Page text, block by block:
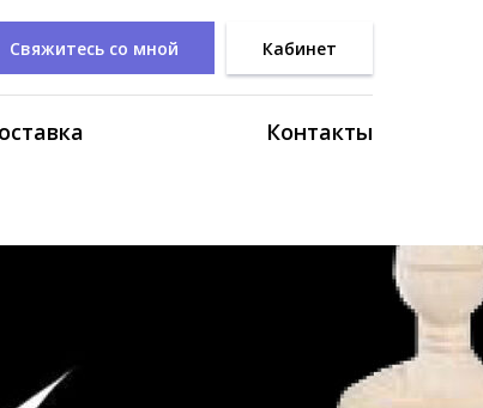
Свяжитесь со мной Кабинет
Контакты
одежды и косплей